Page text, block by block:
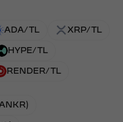
ADA/TL XRP/TL
HYPE/TL
RENDER/TL